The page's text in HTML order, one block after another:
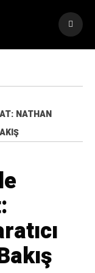
NATHAN